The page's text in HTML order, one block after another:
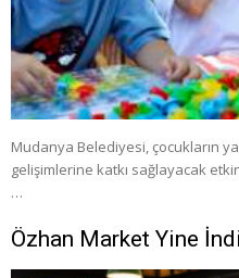
Mudanya Belediyesi, çocukların
gelişimlerine katkı sağlayacak
…
Özhan Market Yine